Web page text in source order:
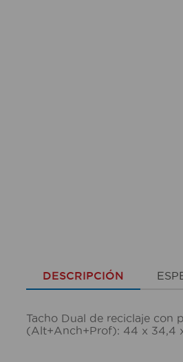
DESCRIPCIÓN
Tacho Dual de reciclaje con
(Alt+Anch+Prof): 44 x 34,4